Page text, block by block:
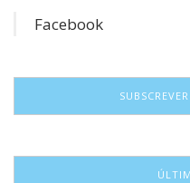
Facebook